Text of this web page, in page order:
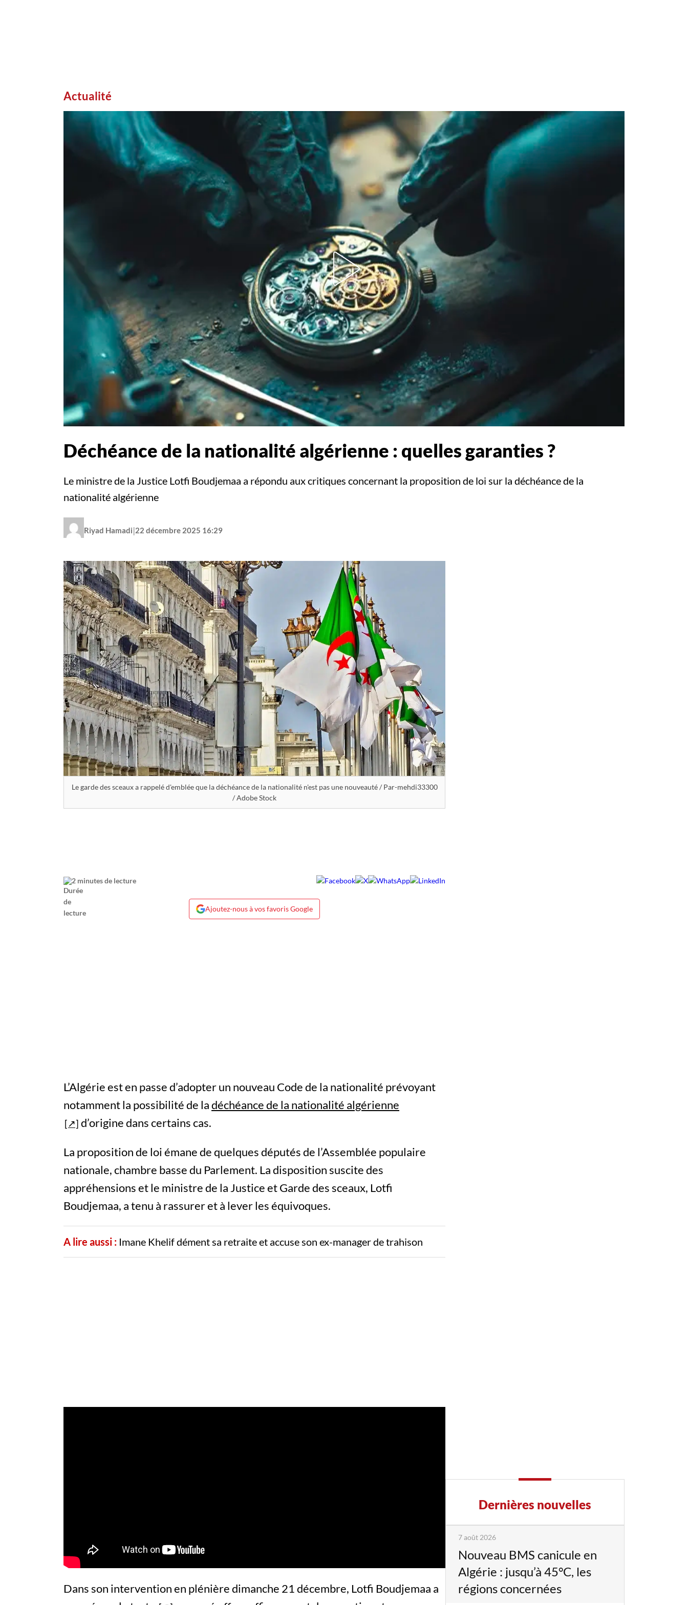
Actualité
Déchéance de la nationalité algérienne : quelles garanties ?
Le ministre de la Justice Lotfi Boudjemaa a répondu aux critiques concernant la proposition de loi sur la déchéance de la
nationalité algérienne
Riyad Hamadi|22 décembre 2025 16:29
Le garde des sceaux a rappelé d'emblée que la déchéance de la nationalité n'est pas une nouveauté / Par-mehdi33300
/ Adobe Stock
2 minutes de lecture
Ajoutez-nous à vos favoris Google
L’Algérie est en passe d’adopter un nouveau Code de la nationalité prévoyant
notamment la possibilité de ladéchéance de la nationalité algérienne
d’origine dans certains cas.
La proposition de loi émane de quelques députés de l’Assemblée populaire
nationale, chambre basse du Parlement. La disposition suscite des
appréhensions et le ministre de la Justice et Garde des sceaux, Lotfi
Boudjemaa, a tenu à rassurer et à lever les équivoques.
A lire aussi : Imane Khelif dément sa retraite et accuse son ex-manager de trahison
Dans son intervention en plénière dimanche 21 décembre, Lotfi Boudjemaa a
Dernières nouvelles
7 août 2026
Nouveau BMS canicule en
Algérie : jusqu’à 45°C, les
régions concernées